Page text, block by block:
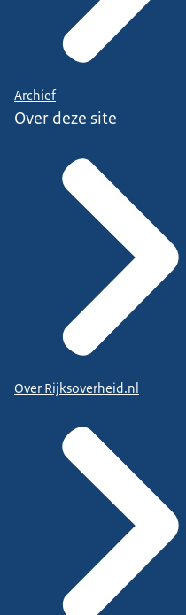
Archief
Over deze site
Over Rijksoverheid.nl